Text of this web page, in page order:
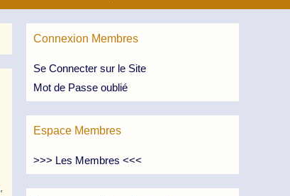
Connexion Membres
Se Connecter sur le Site
Mot de Passe oublié
Espace Membres
>>> Les Membres <<<